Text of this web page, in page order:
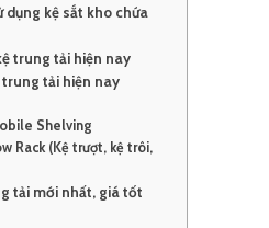
dụng kệ sắt kho chứa
trung tải hiện nay
trung tải hiện nay
Shelving
Rack (Kệ trượt, kệ trôi,
tải mới nhất, giá tốt